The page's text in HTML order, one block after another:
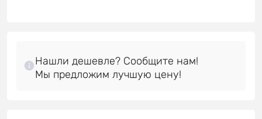
Нашли дешевле? Сообщите нам!